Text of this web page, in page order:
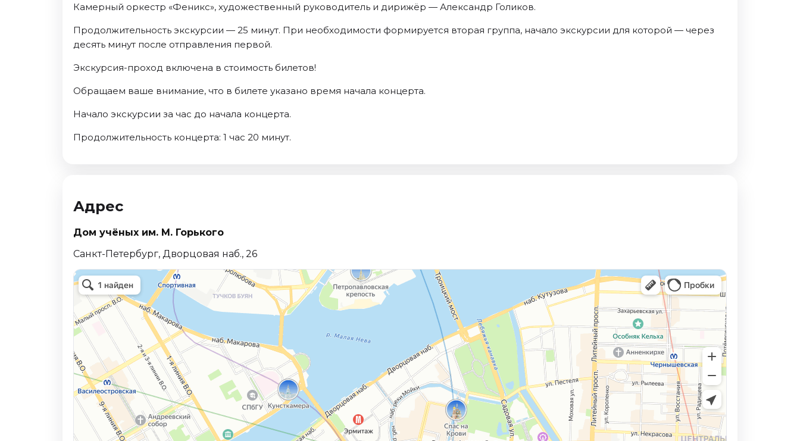
Камерный оркестр «Феникс», художественный руководитель и дирижёр — Александр Голиков.
Продолжительность экскурсии — 25 минут. При необходимости формируется вторая группа, начало экскурсии для которой — через
десять минут после отправления первой.
Экскурсия-проход включена в стоимость билетов!
Обращаем ваше внимание, что в билете указано время начала концерта.
Начало экскурсии за час до начала концерта.
Продолжительность концерта: 1 час 20 минут.
Адрес
Дом учёных им. М. Горького
Санкт-Петербург, Дворцовая наб., 26